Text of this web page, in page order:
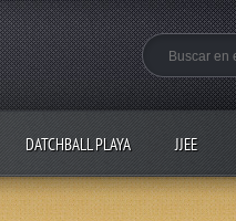
DATCHBALL PLAYA JJEE